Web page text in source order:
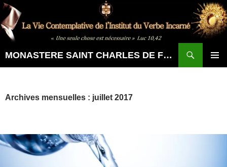
Aller
au
contenu
MONASTERE SAINT CHARLES DE FOUCAULD
Archives mensuelles : juillet 2017